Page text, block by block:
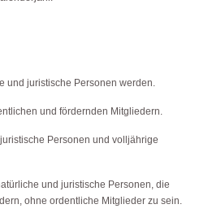
und juristische Personen werden.
und fördernden Mitgliedern.
Personen und volljährige
und juristische Personen, die
ohne ordentliche Mitglieder zu sein.